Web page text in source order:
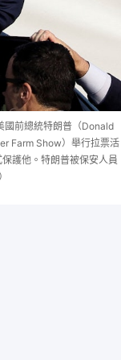
國前總統特朗普（Donald
Farm Show）舉行拉票活
護他。特朗普被保安人員